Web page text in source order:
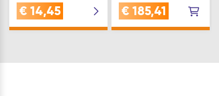
Diamantschliff für
Spitzenleistung.
optimalen Rundlauf.
€ 14,45
integriertem
Kühlwachs.Bohren
Trockenbohren in
€ 185,41